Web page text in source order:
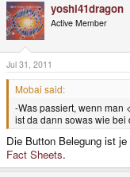
yoshi41dragon
Active Member
Jul 31, 2011
Mobai said:
-Was passiert, wenn man
ist da dann sowas wie bei
Die Button Belegung ist
Fact Sheets.